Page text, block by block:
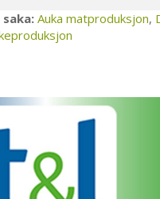
Auka matproduksjon,